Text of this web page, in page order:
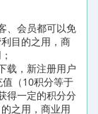
、会员都可以免
目的之用，商
载，新注册用户
（10积分等于
得一定的积分分
之用，商业用